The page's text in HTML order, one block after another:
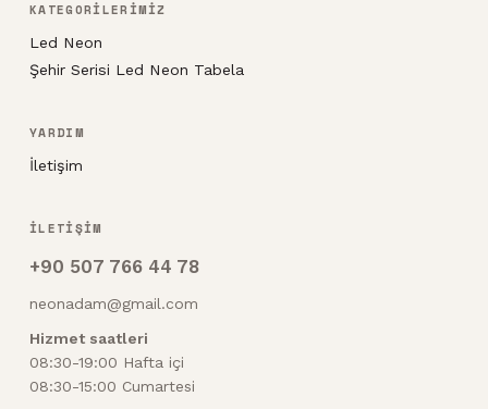
KATEGORİLERİMİZ
Led Neon
Şehir Serisi Led Neon Tabela
YARDIM
İletişim
İLETİŞİM
+90 507 766 44 78
neonadam@gmail.com
Hizmet saatleri
08:30-19:00 Hafta içi
08:30-15:00 Cumartesi